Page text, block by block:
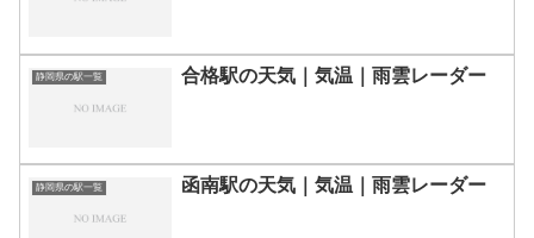
静岡県の駅一覧 合格駅の天気｜気温｜雨雲レーダー
静岡県の駅一覧 函南駅の天気｜気温｜雨雲レーダー